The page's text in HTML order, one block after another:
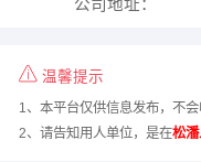
公司地址：
温馨提示
1、本平台仅供信息发布，不会
2、请告知用人单位，是在松潘